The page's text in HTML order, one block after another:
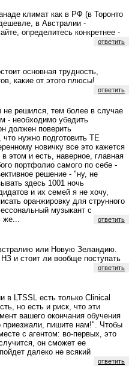
климат как в РФ (в Торонто
в Австралии -
определитесь конкретнее -
ответить
основная трудность,
какие от этого плюсы!
ответить
не решился, тем более в случае
- необходимо убедить
должен поверить
нужно подготовить ТЕ
новичку все это кажется
этом и есть, наверное, главная
портфолио самого по себе -
решение - "ну, не
здесь 1001 ночь
и их семей я не хочу,
оранжировку для струнного
музыкант с
же...
ответить
или Новую Зеландию.
и стоит ли вообще поступать
ответить
в LTSSL есть только Clinical
но есть и риск, что эти
вашего окончания обучения
приезжали, пишите нам!". Чтобы
с агентом: во-первых, это
он сможет ее
далеко не всякий
ответить